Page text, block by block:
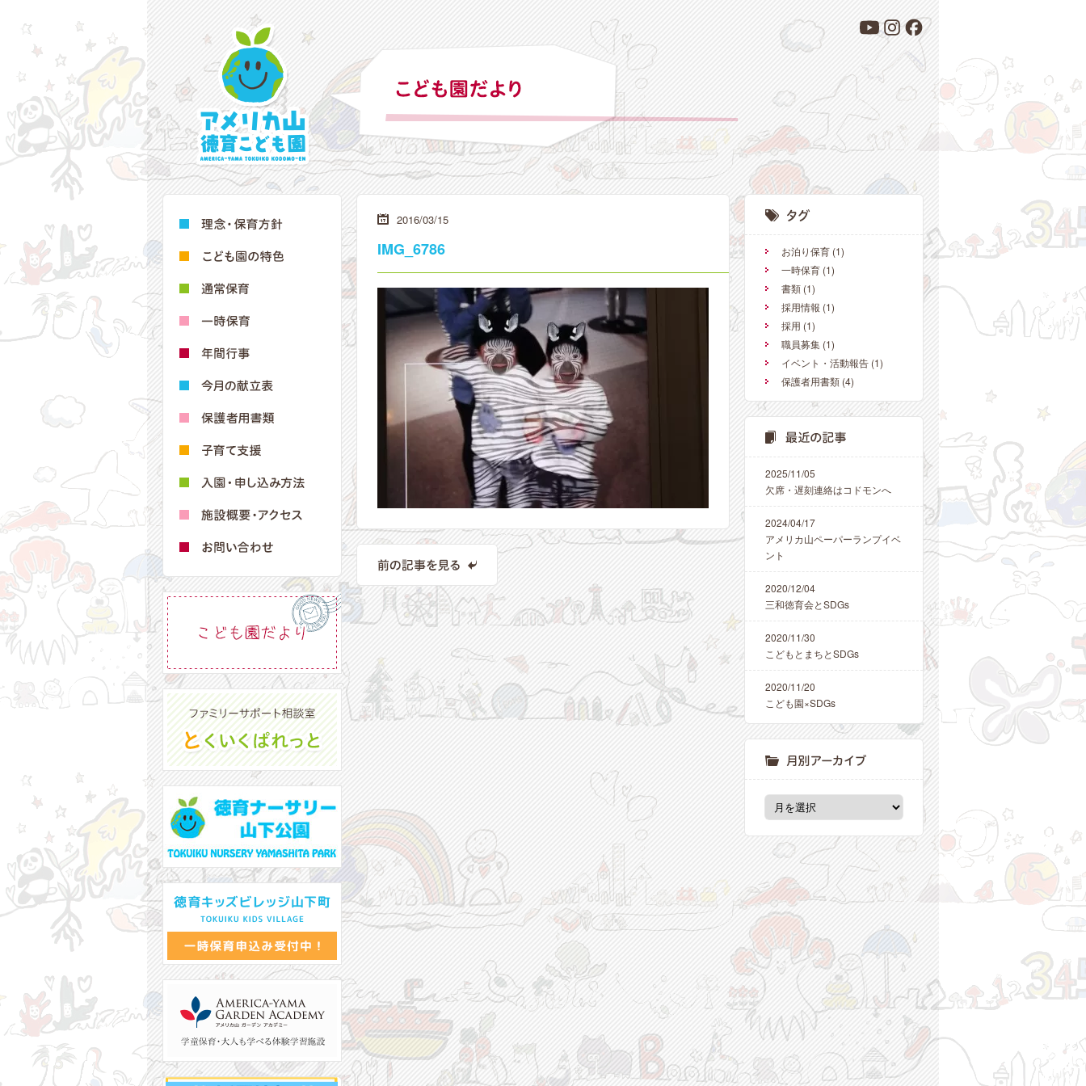
2016/03/15
IMG_6786 お泊り保育 (1)
一時保育 (1)
書類 (1)
採用情報 (1)
採用 (1)
職員募集 (1)
イベント・活動報告 (1)
保護者用書類 (4)
2025/11/05
欠席・遅刻連絡はコドモンへ
2024/04/17
アメリカ山ペーパーランプイベ
ント
2020/12/04
三和徳育会とSDGs
2020/11/30
こどもとまちとSDGs
2020/11/20
こども園×SDGs